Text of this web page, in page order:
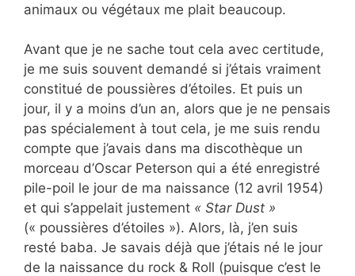
animaux ou végétaux me plait beaucoup.
Avant que je ne sache tout cela avec certitude,
je me suis souvent demandé si j’étais vraiment
constitué de poussières d’étoiles. Et puis un
jour, il y a moins d’un an, alors que je ne pensais
pas spécialement à tout cela, je me suis rendu
compte que j’avais dans ma discothèque un
morceau d’Oscar Peterson qui a été enregistré
pile-poil le jour de ma naissance (12 avril 1954)
et qui s’appelait justement « Star Dust »
(« poussières d’étoiles »). Alors, là, j’en suis
resté baba. Je savais déjà que j’étais né le jour
de la naissance du rock & Roll (puisque c’est le